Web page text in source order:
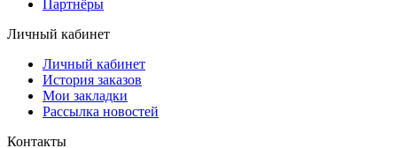
Партнёры
Личный кабинет
Личный кабинет
История заказов
Мои закладки
Рассылка новостей
Контакты